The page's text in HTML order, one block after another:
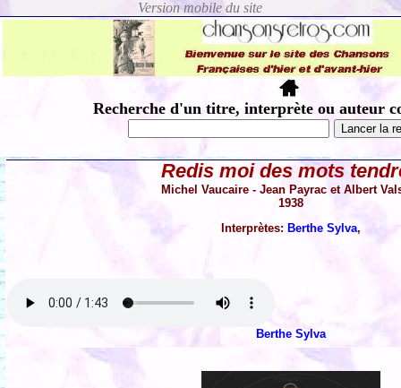
Recherche d'un titre, interprète ou auteur
Redis moi des mots
Michel Vaucaire - Jean Payrac et Albert
1938
Interprètes: Berthe Sylva,
Berthe Sylva